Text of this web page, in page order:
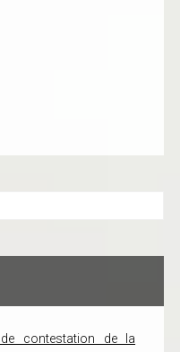
de contestation de la